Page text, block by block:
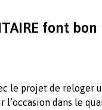
font
le projet de reloger
dans le